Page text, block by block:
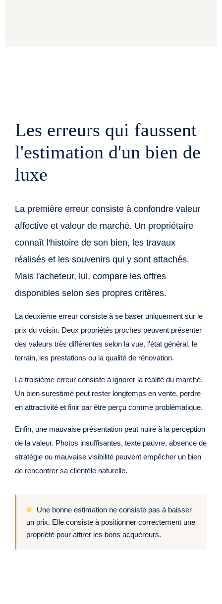
Les erreurs qui faussent
l'estimation d'un bien de
luxe
La première erreur consiste à confondre valeur
affective et valeur de marché. Un propriétaire
connaît l'histoire de son bien, les travaux
réalisés et les souvenirs qui y sont attachés.
Mais l'acheteur, lui, compare les offres
disponibles selon ses propres critères.
La deuxième erreur consiste à se baser uniquement sur le
prix du voisin. Deux propriétés proches peuvent présenter
des valeurs très différentes selon la vue, l'état général, le
terrain, les prestations ou la qualité de rénovation.
La troisième erreur consiste à ignorer la réalité du marché.
Un bien surestimé peut rester longtemps en vente, perdre
en attractivité et finir par être perçu comme problématique.
Enfin, une mauvaise présentation peut nuire à la perception
de la valeur. Photos insuffisantes, texte pauvre, absence de
stratégie ou mauvaise visibilité peuvent empêcher un bien
de rencontrer sa clientèle naturelle.
Une bonne estimation ne consiste pas à baisser
un prix. Elle consiste à positionner correctement une
propriété pour attirer les bons acquéreurs.